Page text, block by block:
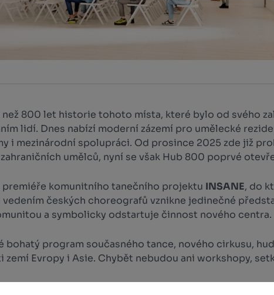
než 800 let historie tohoto místa, které bylo od svého
lidí. Dnes nabízí moderní zázemí pro umělecké
i mezinárodní spolupráci. Od prosince 2025 zde již
umělců, nyní se však Hub 800 poprvé
komunitního tanečního projektu INSANE, do
českých choreografů vznikne jedinečné
a symbolicky odstartuje činnost nového centra.
bohatý program současného tance, nového cirkusu,
zemí Evropy i Asie. Chybět nebudou ani workshopy,